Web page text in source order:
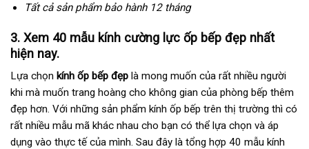
Tất cả sản phẩm bảo hành 12 tháng
3. Xem 40 mẫu kính cường lực ốp bếp đẹp nhất
hiện nay.
Lựa chọn kính ốp bếp đẹp là mong muốn của rất nhiều người
khi mà muốn trang hoàng cho không gian của phòng bếp thêm
đẹp hơn. Với những sản phẩm kính ốp bếp trên thị trường thì có
rất nhiều mẫu mã khác nhau cho bạn có thể lựa chọn và áp
dụng vào thực tế của mình. Sau đây là tổng hợp 40 mẫu kính